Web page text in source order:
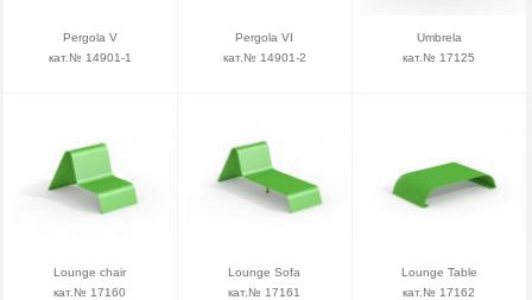
Pergola V
кат.№ 14901-1
Pergola VI
кат.№ 14901-2
Umbrela
кат.№ 17125
Lounge chair
кат.№ 17160
Lounge Sofa
кат.№ 17161
Lounge Table
кат.№ 17162